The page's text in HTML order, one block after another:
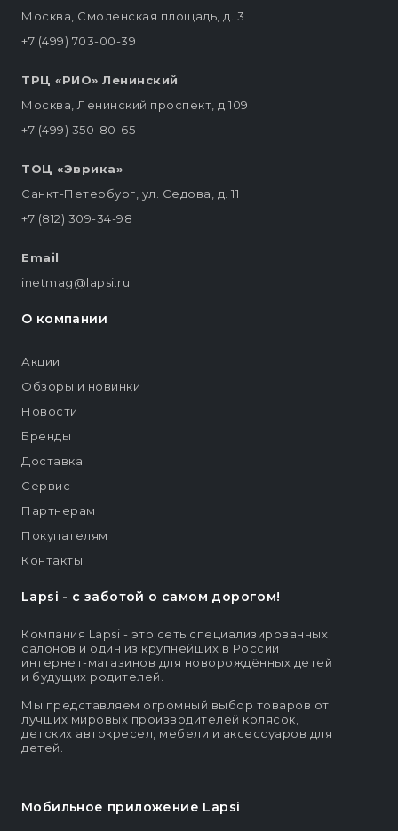
Lapsi - c заботой о самом дорогом!
Компания Lapsi - это сеть специализированных
салонов и один из крупнейших в России
интернет-магазинов для новорождённых детей
и будущих родителей.
Мы представляем огромный выбор товаров от
лучших мировых производителей колясок,
детских автокресел, мебели и аксессуаров для
детей.
Мобильное приложение Lapsi
Москва, Смоленская площадь, д. 3
+7 (499) 703-00-39
ТРЦ «РИО» Ленинский
Москва, Ленинский проспект, д.109
+7 (499) 350-80-65
ТОЦ «Эврика»
Санкт-Петербург, ул. Седова, д. 11
+7 (812) 309-34-98
Email
inetmag@lapsi.ru
О компании
Акции
Обзоры и новинки
Новости
Бренды
Доставка
Сервис
Партнерам
Покупателям
Контакты